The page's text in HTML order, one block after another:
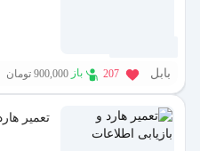
بابل 207 باز 900,000 تومان
تعمیر